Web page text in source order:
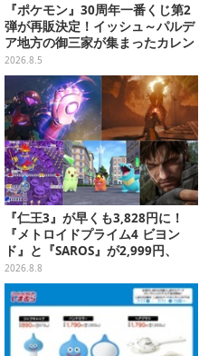
『ポケモン』30周年一番くじ第2
弾が再販決定！イッシュ～パルデ
ア地方の御三家が集まったカレン
ダー、ぬいぐるみなど記念グッズ
盛りだくさん
2026.8.5
『仁王3』が早くも3,828円に！
『メトロイドプライム4 ビヨン
ド』と『SAROS』が2,999円、
『メタルギアソリッド Δ』は2,49
9円─ゲオ店舗＆ストアのゲームセ
ールは8月8日から
2026.8.8